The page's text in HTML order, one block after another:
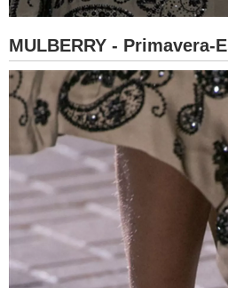
MULBERRY - Primavera-